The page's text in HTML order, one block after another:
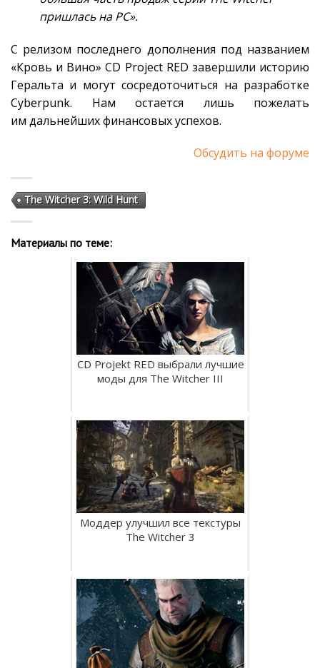
пришлась на PC».
С релизом последнего дополнения под названием
«Кровь и Вино» CD Project RED завершили историю
Геральта и могут сосредоточиться на разработке
Cyberpunk. Нам остается лишь пожелать
им дальнейших финансовых успехов.
Обсудить на форуме
The Witcher 3: Wild Hunt
Материалы по теме:
CD Projekt RED выбрали лучшие
моды для The Witcher III
Моддер улучшил все текстуры
The Witcher 3